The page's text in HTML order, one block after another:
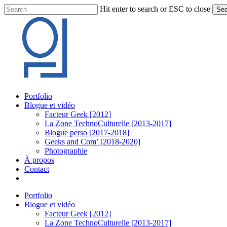
Skip
to
content
Hit enter to search or ESC to close
Search
Menu
Portfolio
Blogue et vidéo
Facteur Geek [2012]
La Zone TechnoCulturelle [2013-2017]
Blogue perso [2017-2018]
Geeks and Com’ [2018-2020]
Photographie
À propos
Contact
Portfolio
Blogue et vidéo
Facteur Geek [2012]
La Zone TechnoCulturelle [2013-2017]